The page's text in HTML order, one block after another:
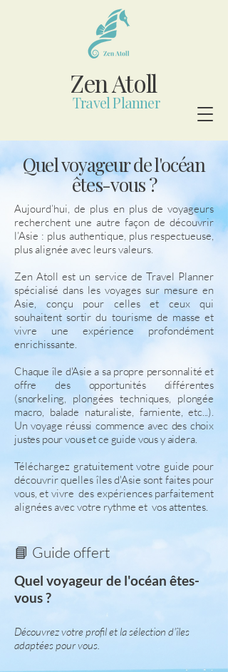
Zen Atoll
Travel Planner
Quel voyageur de l'océan
êtes-vous ?
Aujourd’hui, de plus en plus de voyageurs
recherchent une autre façon de découvrir
l’Asie : plus authentique, plus respectueuse,
plus alignée avec leurs valeurs.
Zen Atoll est un service de Travel Planner
spécialisé dans les voyages sur mesure en
Asie, conçu pour celles et ceux qui
souhaitent sortir du tourisme de masse et
vivre une expérience profondément
enrichissante.
Chaque île d'Asie a sa propre personnalité et
offre des opportunités différentes
(snorkeling, plongées techniques, plongée
macro, balade naturaliste, farniente, etc...).
Un voyage réussi commence avec des choix
justes pour vous et ce guide vous y aidera.
Téléchargez gratuitement votre guide pour
découvrir quelles îles d'Asie sont faites pour
vous, et vivre des expériences parfaitement
alignées avec votre rythme et vos attentes.
📘 Guide offert
Quel voyageur de l'océan êtes-
vous ?
Découvrez votre profil et la sélection d'îles
adaptées pour vous.